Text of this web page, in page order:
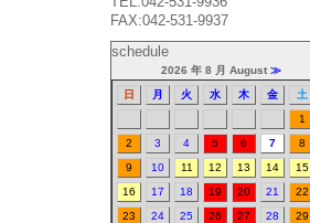
FAX:042-531-9937
schedule
2026 年 8 月 August ≫
日
月 火 水 木 金
土
1
2
3 4 5 6 7
8
9
10 11 12 13 14
15
16
17 18 19 20 21
22
23
24 25 26 27 28
29